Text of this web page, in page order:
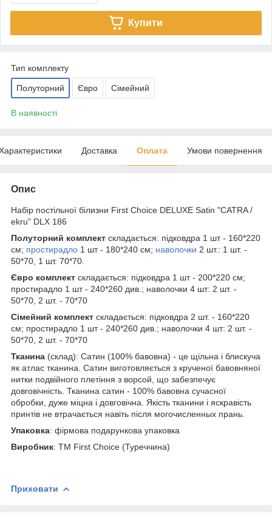
Купити
Тип комплекту
Полуторний Євро Сімейний
В наявності
Доставка Оплата Умови повернення
Опис
Набір постільної білизни First Choice DELUXE Satin "CATRA /
ekru" DLX 186
Полуторний комплект складається: підковдра 1 шт - 160*220
см; простирадло 1 шт - 180*240 см; наволочки 2 шт.: 1 шт. -
50*70, 1 шт. 70*70.
Євро комплект складається: підковдра 1 шт - 200*220 см;
простирадло 1 шт - 240*260 див.; наволочки 4 шт: 2 шт. -
50*70, 2 шт. - 70*70
Сімейний комплект складається: підковдра 2 шт. - 160*220
см; простирадло 1 шт - 240*260 див.; наволочки 4 шт: 2 шт. -
50*70, 2 шт. - 70*70
Тканина (склад): Сатин (100% бавовна) - це щільна і блискуча
як атлас тканина. Сатин виготовляється з крученої бавовняної
нитки подвійного плетіння з ворсой, що забезпечує
довговічність. Тканина сатин - 100% бавовна сучасної
обробки, дуже міцна і довговічна. Якість тканини і яскравість
принтів не втрачається навіть після могочисленных прань.
Упаковка: фірмова подарункова упаковка
Виробник: ТМ First Choice (Туреччина)
Приховати